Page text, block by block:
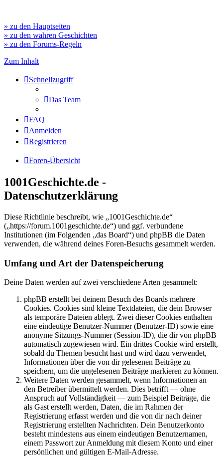
» zu den Hauptseiten
» zu den wahren Geschichten
» zu den Forums-Regeln
Zum Inhalt
Schnellzugriff
Das Team
FAQ
Anmelden
Registrieren
Foren-Übersicht
1001Geschichte.de -
Datenschutzerklärung
Diese Richtlinie beschreibt, wie „1001Geschichte.de“
(„https://forum.1001geschichte.de“) und ggf. verbundene
Institutionen (im Folgenden „das Board“) und phpBB die Daten
verwenden, die während deines Foren-Besuchs gesammelt werden.
Umfang und Art der Datenspeicherung
Deine Daten werden auf zwei verschiedene Arten gesammelt:
phpBB erstellt bei deinem Besuch des Boards mehrere
Cookies. Cookies sind kleine Textdateien, die dein Browser
als temporäre Dateien ablegt. Zwei dieser Cookies enthalten
eine eindeutige Benutzer-Nummer (Benutzer-ID) sowie eine
anonyme Sitzungs-Nummer (Session-ID), die dir von phpBB
automatisch zugewiesen wird. Ein drittes Cookie wird erstellt,
sobald du Themen besucht hast und wird dazu verwendet,
Informationen über die von dir gelesenen Beiträge zu
speichern, um die ungelesenen Beiträge markieren zu können.
Weitere Daten werden gesammelt, wenn Informationen an
den Betreiber übermittelt werden. Dies betrifft — ohne
Anspruch auf Vollständigkeit — zum Beispiel Beiträge, die
als Gast erstellt werden, Daten, die im Rahmen der
Registrierung erfasst werden und die von dir nach deiner
Registrierung erstellten Nachrichten. Dein Benutzerkonto
besteht mindestens aus einem eindeutigen Benutzernamen,
einem Passwort zur Anmeldung mit diesem Konto und einer
persönlichen und gültigen E-Mail-Adresse.